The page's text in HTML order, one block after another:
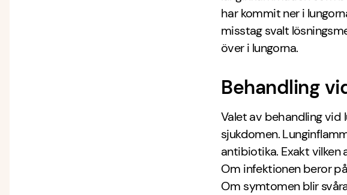
har kommit ner i
misstag svalt
över i lungorna.
Behandling
Valet av behandling
sjukdomen.
antibiotika. Exakt vilken
Om infektionen beror
Om symtomen blir